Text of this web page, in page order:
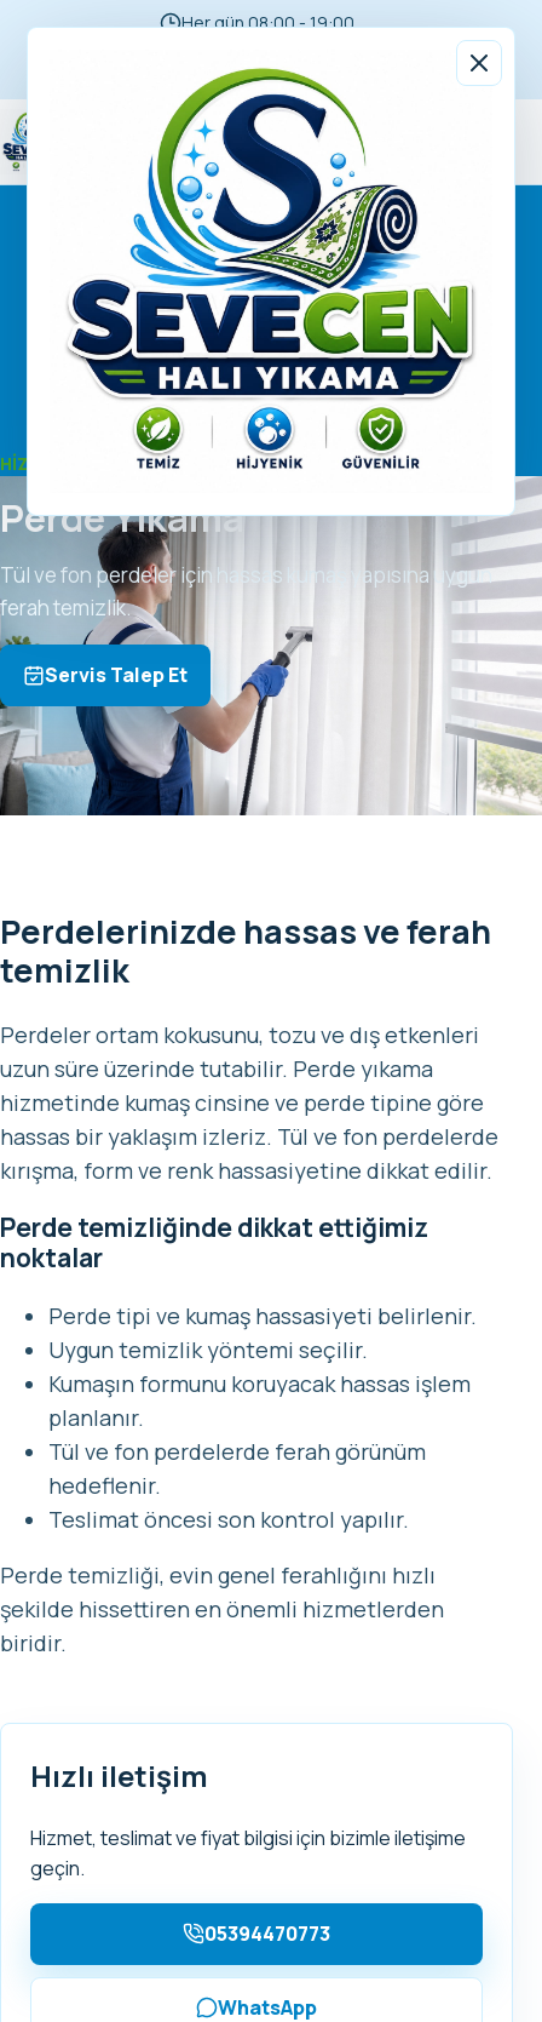
Her gün 08:00 - 19:00
05394470773
Sevecen Halı Yıkama
HIZMET DETAYI
Perde Yıkama
Tül ve fon perdeler için hassas kumaş yapısına uygun
ferah temizlik.
Servis Talep Et
Perdelerinizde hassas ve ferah
temizlik
Perdeler ortam kokusunu, tozu ve dış etkenleri
uzun süre üzerinde tutabilir. Perde yıkama
hizmetinde kumaş cinsine ve perde tipine göre
hassas bir yaklaşım izleriz. Tül ve fon perdelerde
kırışma, form ve renk hassasiyetine dikkat edilir.
Perde temizliğinde dikkat ettiğimiz
noktalar
Perde tipi ve kumaş hassasiyeti belirlenir.
Uygun temizlik yöntemi seçilir.
Kumaşın formunu koruyacak hassas işlem
planlanır.
Tül ve fon perdelerde ferah görünüm
hedeflenir.
Teslimat öncesi son kontrol yapılır.
Perde temizliği, evin genel ferahlığını hızlı
şekilde hissettiren en önemli hizmetlerden
biridir.
Hızlı iletişim
Hizmet, teslimat ve fiyat bilgisi için bizimle iletişime
geçin.
05394470773
WhatsApp